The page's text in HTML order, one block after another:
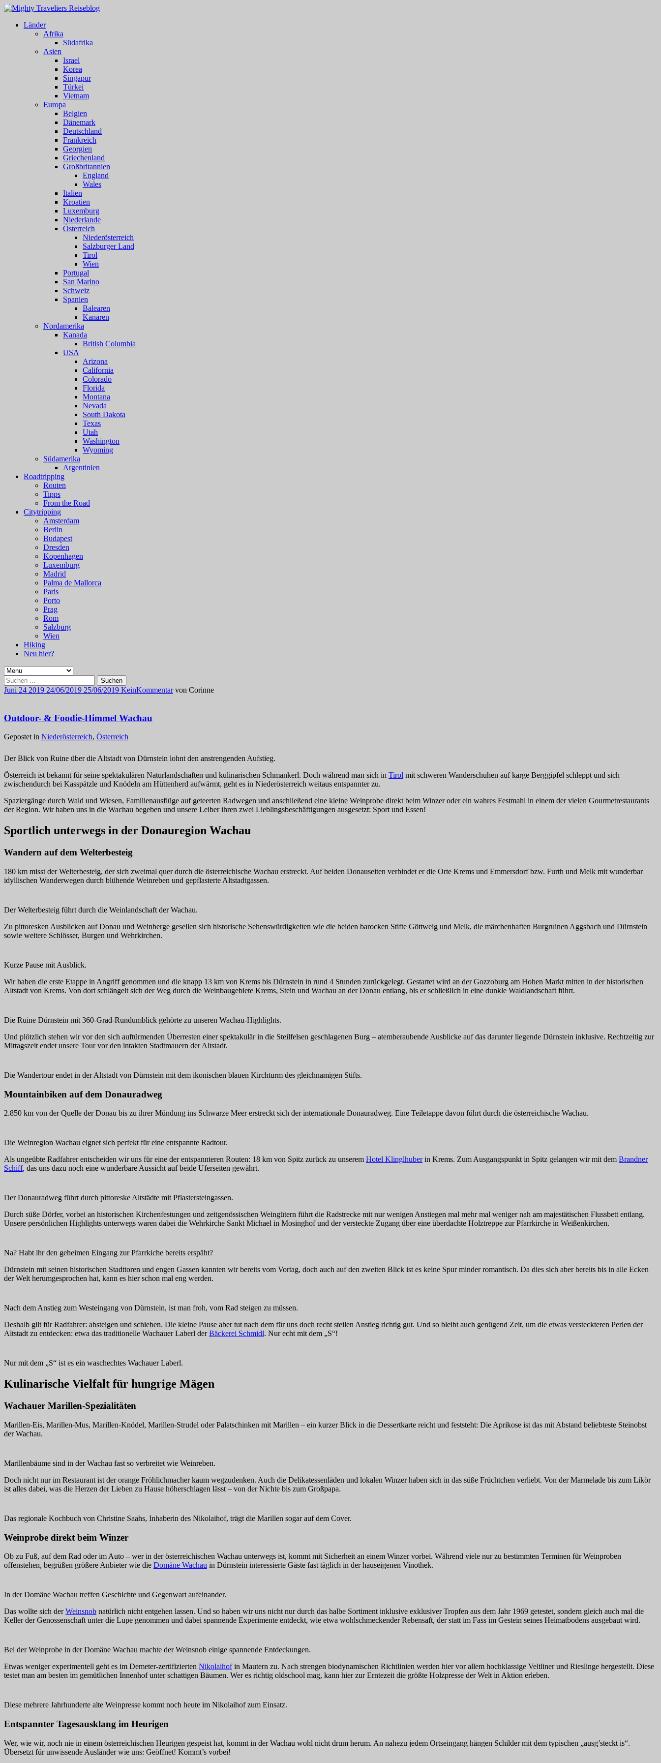
Länder
Afrika
Südafrika
Asien
Israel
Korea
Singapur
Türkei
Vietnam
Europa
Belgien
Dänemark
Deutschland
Frankreich
Georgien
Griechenland
Großbritannien
England
Wales
Italien
Kroatien
Luxemburg
Niederlande
Österreich
Niederösterreich
Salzburger Land
Tirol
Wien
Portugal
San Marino
Schweiz
Spanien
Balearen
Kanaren
Nordamerika
Kanada
British Columbia
USA
Arizona
California
Colorado
Florida
Montana
Nevada
South Dakota
Texas
Utah
Washington
Wyoming
Südamerika
Argentinien
Roadtripping
Routen
Tipps
From the Road
Citytripping
Amsterdam
Berlin
Budapest
Dresden
Kopenhagen
Luxemburg
Madrid
Palma de Mallorca
Paris
Porto
Prag
Rom
Salzburg
Wien
Hiking
Neu hier?
Suchen
nach:
Juni 24 2019 24/06/2019 25/06/2019 KeinKommentar von Corinne
Outdoor- & Foodie-Himmel Wachau
Gepostet in Niederösterreich, Österreich
Der Blick von Ruine über die Altstadt von Dürnstein lohnt den anstrengenden Aufstieg.
Österreich ist bekannt für seine spektakulären Naturlandschaften und kulinarischen Schmankerl. Doch während man sich in Tirol mit schweren Wanderschuhen auf karge Berggipfel schleppt und sich
zwischendurch bei Kasspätzle und Knödeln am Hüttenherd aufwärmt, geht es in Niederösterreich weitaus entspannter zu.
Spaziergänge durch Wald und Wiesen, Familienausflüge auf geteerten Radwegen und anschließend eine kleine Weinprobe direkt beim Winzer oder ein wahres Festmahl in einem der vielen Gourmetrestaurants
der Region. Wir haben uns in die Wachau begeben und unsere Leiber ihren zwei Lieblingsbeschäftigungen ausgesetzt: Sport und Essen!
Sportlich unterwegs in der Donauregion Wachau
Wandern auf dem Welterbesteig
180 km misst der Welterbesteig, der sich zweimal quer durch die österreichische Wachau erstreckt. Auf beiden Donauseiten verbindet er die Orte Krems und Emmersdorf bzw. Furth und Melk mit wunderbar
idyllischen Wanderwegen durch blühende Weinreben und gepflasterte Altstadtgassen.
Der Welterbesteig führt durch die Weinlandschaft der Wachau.
Zu pittoresken Ausblicken auf Donau und Weinberge gesellen sich historische Sehenswürdigkeiten wie die beiden barocken Stifte Göttweig und Melk, die märchenhaften Burgruinen Aggsbach und Dürnstein
sowie weitere Schlösser, Burgen und Wehrkirchen.
Kurze Pause mit Ausblick.
Wir haben die erste Etappe in Angriff genommen und die knapp 13 km von Krems bis Dürnstein in rund 4 Stunden zurückgelegt. Gestartet wird an der Gozzoburg am Hohen Markt mitten in der historischen
Altstadt von Krems. Von dort schlängelt sich der Weg durch die Weinbaugebiete Krems, Stein und Wachau an der Donau entlang, bis er schließlich in eine dunkle Waldlandschaft führt.
Die Ruine Dürnstein mit 360-Grad-Rundumblick gehörte zu unseren Wachau-Highlights.
Und plötzlich stehen wir vor den sich auftürmenden Überresten einer spektakulär in die Steilfelsen geschlagenen Burg – atemberaubende Ausblicke auf das darunter liegende Dürnstein inklusive. Rechtzeitig zur
Mittagszeit endet unsere Tour vor den intakten Stadtmauern der Altstadt.
Die Wandertour endet in der Altstadt von Dürnstein mit dem ikonischen blauen Kirchturm des gleichnamigen Stifts.
Mountainbiken auf dem Donauradweg
2.850 km von der Quelle der Donau bis zu ihrer Mündung ins Schwarze Meer erstreckt sich der internationale Donauradweg. Eine Teiletappe davon führt durch die österreichische Wachau.
Die Weinregion Wachau eignet sich perfekt für eine entspannte Radtour.
Als ungeübte Radfahrer entscheiden wir uns für eine der entspannteren Routen: 18 km von Spitz zurück zu unserem Hotel Klinglhuberin Krems. Zum Ausgangspunkt in Spitz gelangen wir mit dem Brandner
Schiff, das uns dazu noch eine wunderbare Aussicht auf beide Uferseiten gewährt.
Der Donauradweg führt durch pittoreske Altstädte mit Pflastersteingassen.
Durch süße Dörfer, vorbei an historischen Kirchenfestungen und zeitgenössischen Weingütern führt die Radstrecke mit nur wenigen Anstiegen mal mehr mal weniger nah am majestätischen Flussbett entlang.
Unsere persönlichen Highlights unterwegs waren dabei die Wehrkirche Sankt Michael in Mosinghof und der versteckte Zugang über eine überdachte Holztreppe zur Pfarrkirche in Weißenkirchen.
Na? Habt ihr den geheimen Eingang zur Pfarrkiche bereits erspäht?
Dürnstein mit seinen historischen Stadttoren und engen Gassen kannten wir bereits vom Vortag, doch auch auf den zweiten Blick ist es keine Spur minder romantisch. Da dies sich aber bereits bis in alle Ecken
der Welt herumgesprochen hat, kann es hier schon mal eng werden.
Nach dem Anstieg zum Westeingang von Dürnstein, ist man froh, vom Rad steigen zu müssen.
Deshalb gilt für Radfahrer: absteigen und schieben. Die kleine Pause aber tut nach dem für uns doch recht steilen Anstieg richtig gut. Und so bleibt auch genügend Zeit, um die etwas versteckteren Perlen der
Altstadt zu entdecken: etwa das traditionelle Wachauer Laberl derBäckerei Schmidl. Nur echt mit dem „S“!
Nur mit dem „S“ ist es ein waschechtes Wachauer Laberl.
Kulinarische Vielfalt für hungrige Mägen
Wachauer Marillen-Spezialitäten
Marillen-Eis, Marillen-Mus, Marillen-Knödel, Marillen-Strudel oder Palatschinken mit Marillen – ein kurzer Blick in die Dessertkarte reicht und feststeht: Die Aprikose ist das mit Abstand beliebteste Steinobst
der Wachau.
Marillenbäume sind in der Wachau fast so verbreitet wie Weinreben.
Doch nicht nur im Restaurant ist der orange Fröhlichmacher kaum wegzudenken. Auch die Delikatessenläden und lokalen Winzer haben sich in das süße Früchtchen verliebt. Von der Marmelade bis zum Likör
ist alles dabei, was die Herzen der Lieben zu Hause höherschlagen lässt – von der Nichte bis zum Großpapa.
Das regionale Kochbuch von Christine Saahs, Inhaberin des Nikolaihof, trägt die Marillen sogar auf dem Cover.
Weinprobe direkt beim Winzer
Ob zu Fuß, auf dem Rad oder im Auto – wer in der österreichischen Wachau unterwegs ist, kommt mit Sicherheit an einem Winzer vorbei. Während viele nur zu bestimmten Terminen für Weinproben
offenstehen, begrüßen größere Anbieter wie die Domäne Wachau in Dürnstein interessierte Gäste fast täglich in der hauseigenen Vinothek.
In der Domäne Wachau treffen Geschichte und Gegenwart aufeinander.
Das wollte sich derWeinsnob natürlich nicht entgehen lassen. Und so haben wir uns nicht nur durch das halbe Sortiment inklusive exklusiver Tropfen aus dem Jahr 1969 getestet, sondern gleich auch mal die
Keller der Genossenschaft unter die Lupe genommen und dabei spannende Experimente entdeckt, wie etwa wohlschmeckender Rebensaft, der statt im Fass im Gestein seines Heimatbodens ausgebaut wird.
Bei der Weinprobe in der Domäne Wachau machte der Weinsnob einige spannende Entdeckungen.
Etwas weniger experimentell geht es im Demeter-zertifizierten Nikolaihofin Mautern zu. Nach strengen biodynamischen Richtlinien werden hier vor allem hochklassige Veltliner und Rieslinge hergestellt. Diese
testet man am besten im gemütlichen Innenhof unter schattigen Bäumen. Wer es richtig oldschool mag, kann hier zur Erntezeit die größte Holzpresse der Welt in Aktion erleben.
Diese mehrere Jahrhunderte alte Weinpresse kommt noch heute im Nikolaihof zum Einsatz.
Entspannter Tagesausklang im Heurigen
Wer, wie wir, noch nie in einem österreichischen Heurigen gespeist hat, kommt in der Wachau wohl nicht drum herum. An nahezu jedem Ortseingang hängen Schilder mit dem typischen „ausg’steckt is“.
Übersetzt für unwissende Ausländer wie uns: Geöffnet! Kommt’s vorbei!